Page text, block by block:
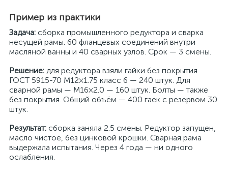
Пример из практики
Задача: сборка промышленного редуктора и сварка
несущей рамы. 60 фланцевых соединений внутри
масляной ванны и 40 сварных узлов. Срок — 3 смены.
Решение: для редуктора взяли гайки без покрытия
ГОСТ 5915-70 M12×1.75 класс 6 — 240 штук. Для
сварной рамы — M16×2.0 — 160 штук. Болты — также
без покрытия. Общий объём — 400 гаек с резервом 30
штук.
Результат: сборка заняла 2.5 смены. Редуктор запущен,
масло чистое, без цинковой крошки. Сварная рама
выдержала испытания. Через 4 года — ни одного
ослабления.